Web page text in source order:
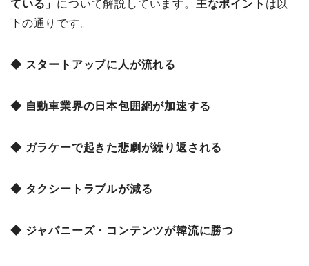
ている」 について解説しています。 主なポイント は以
下の通りです。
◆ スタートアップに人が流れる
◆ 自動車業界の日本包囲網が加速する
◆ ガラケーで起きた悲劇が繰り返される
◆ タクシートラブルが減る
◆ ジャパニーズ・コンテンツが韓流に勝つ